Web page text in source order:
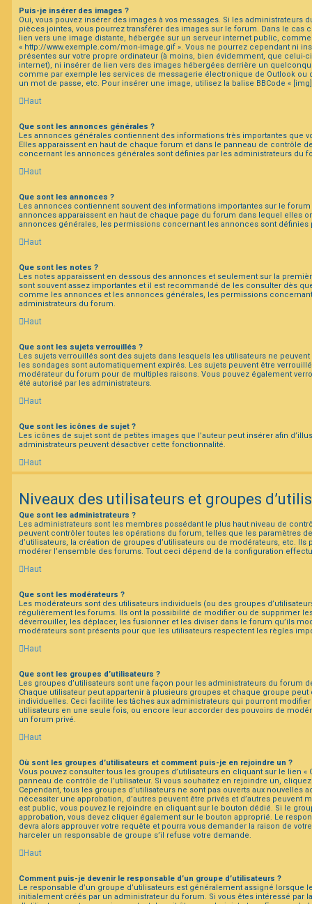
Puis-je insérer des images ?
Oui, vous pouvez insérer des images à vos messages. Si les administrateurs
pièces jointes, vous pourrez transférer des images sur le forum. Dans le cas
lien vers une image distante, hébergée sur un serveur internet public,
« http://www.exemple.com/mon-image.gif ». Vous ne pourrez cependant ni
présentes sur votre propre ordinateur (à moins, bien évidemment, que celui-
internet), ni insérer de lien vers des images hébergées derrière un
comme par exemple les services de messagerie électronique de Outlook ou
un mot de passe, etc. Pour insérer une image, utilisez la balise BBCode « [img]
Haut
Que sont les annonces générales ?
Les annonces générales contiennent des informations très importantes que
Elles apparaissent en haut de chaque forum et dans le panneau de contrôle
concernant les annonces générales sont définies par les administrateurs du
Haut
Que sont les annonces ?
Les annonces contiennent souvent des informations importantes sur le
annonces apparaissent en haut de chaque page du forum dans lequel elles
annonces générales, les permissions concernant les annonces sont définies
Haut
Que sont les notes ?
Les notes apparaissent en dessous des annonces et seulement sur la
sont souvent assez importantes et il est recommandé de les consulter dès
comme les annonces et les annonces générales, les permissions
administrateurs du forum.
Haut
Que sont les sujets verrouillés ?
Les sujets verrouillés sont des sujets dans lesquels les utilisateurs ne
les sondages sont automatiquement expirés. Les sujets peuvent être
modérateur du forum pour de multiples raisons. Vous pouvez également
été autorisé par les administrateurs.
Haut
Que sont les icônes de sujet ?
Les icônes de sujet sont de petites images que l’auteur peut insérer afin
administrateurs peuvent désactiver cette fonctionnalité.
Haut
Niveaux des utilisateurs et groupes
Que sont les administrateurs ?
Les administrateurs sont les membres possédant le plus haut niveau de
peuvent contrôler toutes les opérations du forum, telles que les paramètres
d’utilisateurs, la création de groupes d’utilisateurs ou de modérateurs, etc.
modérer l’ensemble des forums. Tout ceci dépend de la configuration
Haut
Que sont les modérateurs ?
Les modérateurs sont des utilisateurs individuels (ou des groupes
régulièrement les forums. Ils ont la possibilité de modifier ou de supprimer
déverrouiller, les déplacer, les fusionner et les diviser dans le forum qu’ils
modérateurs sont présents pour que les utilisateurs respectent les règles
Haut
Que sont les groupes d’utilisateurs ?
Les groupes d’utilisateurs sont une façon pour les administrateurs du forum
Chaque utilisateur peut appartenir à plusieurs groupes et chaque groupe
individuelles. Ceci facilite les tâches aux administrateurs qui pourront
utilisateurs en une seule fois, ou encore leur accorder des pouvoirs de
un forum privé.
Haut
Où sont les groupes d’utilisateurs et comment puis-je en rejoindre un ?
Vous pouvez consulter tous les groupes d’utilisateurs en cliquant sur le lien «
panneau de contrôle de l’utilisateur. Si vous souhaitez en rejoindre un,
Cependant, tous les groupes d’utilisateurs ne sont pas ouverts aux nouvelles
nécessiter une approbation, d’autres peuvent être privés et d’autres peuvent
est public, vous pouvez le rejoindre en cliquant sur le bouton dédié. Si le
approbation, vous devez cliquer également sur le bouton approprié. Le
devra alors approuver votre requête et pourra vous demander la raison de
harceler un responsable de groupe s’il refuse votre demande.
Haut
Comment puis-je devenir le responsable d’un groupe d’utilisateurs ?
Le responsable d’un groupe d’utilisateurs est généralement assigné lorsque
initialement créés par un administrateur du forum. Si vous êtes intéressé par